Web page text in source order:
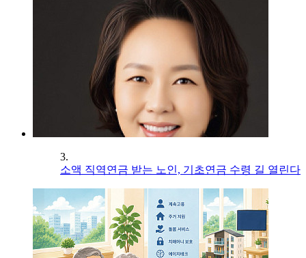
3.
소액 직역연금 받는 노인, 기초연금 수령 길 열린다